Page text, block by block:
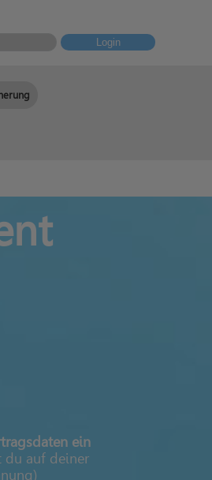
Login
ein
du auf deiner